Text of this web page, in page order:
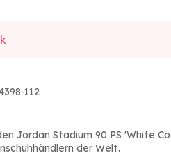
112
Jordan Stadium 90 PS 'White
der Welt.